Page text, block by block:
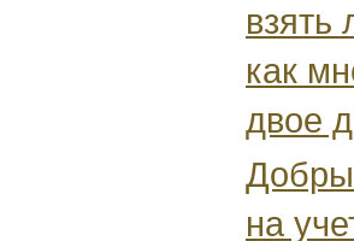
взять
как
двое
на